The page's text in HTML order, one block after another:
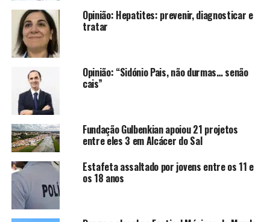
Opinião: Hepatites: prevenir, diagnosticar e
tratar
Opinião: “Sidónio Pais, não durmas… senão
cais”
Fundação Gulbenkian apoiou 21 projetos
entre eles 3 em Alcácer do Sal
Estafeta assaltado por jovens entre os 11 e
os 18 anos